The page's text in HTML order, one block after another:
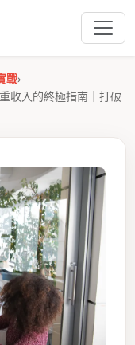
戰›
收入的終極指南｜打破